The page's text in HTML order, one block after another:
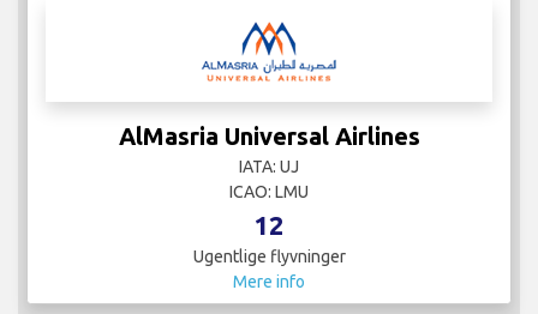
AlMasria Universal Airlines
IATA: UJ
ICAO: LMU
12
Ugentlige flyvninger
Mere info